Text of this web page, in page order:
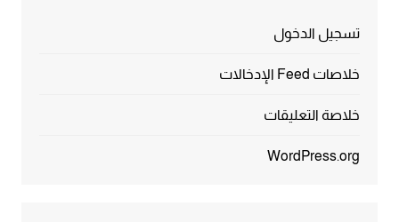
تسجيل الدخول
خلاصات Feed الإدخالات
خلاصة التعليقات
WordPress.org